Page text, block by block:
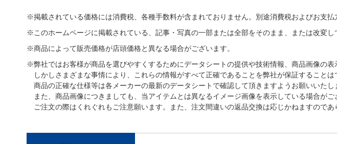
※掲載されている価格には消費税、各種手数料が含まれておりません。別途消費税およびお支払
※このホームページに掲載されている、記事・写真の一部または全部をそのまま、または改変し
※商品によって販売価格が店頭価格と異なる場合がございます。
※弊社ではお客様が商品を選びやすくするためにデータシートの提供や技術情報、商品画像の表
しかしさまざまな事情により、これらの情報がすべて正確であることを弊社が保証することは
商品の正確な仕様等は各メーカーの最新のデータシートで確認して頂きますようお願いいたし
また、商品画像につきましても、当アイテムとは異なるイメージ画像を表示している場合がご
ご注文の際はくれぐれもご注意願います。また、注文間違いの返品交換は応じかねますのであ